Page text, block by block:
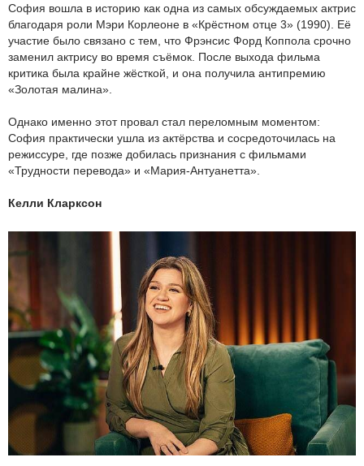
София вошла в историю как одна из самых обсуждаемых актрис
благодаря роли Мэри Корлеоне в «Крёстном отце 3» (1990). Её
участие было связано с тем, что Фрэнсис Форд Коппола срочно
заменил актрису во время съёмок. После выхода фильма
критика была крайне жёсткой, и она получила антипремию
«Золотая малина».
Однако именно этот провал стал переломным моментом:
София практически ушла из актёрства и сосредоточилась на
режиссуре, где позже добилась признания с фильмами
«Трудности перевода» и «Мария-Антуанетта».
Келли Кларксон